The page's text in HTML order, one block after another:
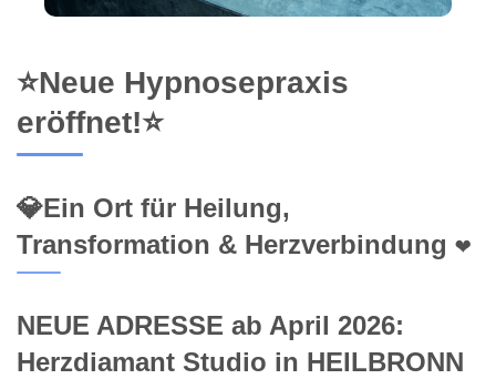
⭐Neue Hypnosepraxis
eröffnet!⭐
💎Ein Ort für Heilung,
Transformation & Herzverbindung ❤️
NEUE ADRESSE ab April 2026:
Herzdiamant Studio in HEILBRONN